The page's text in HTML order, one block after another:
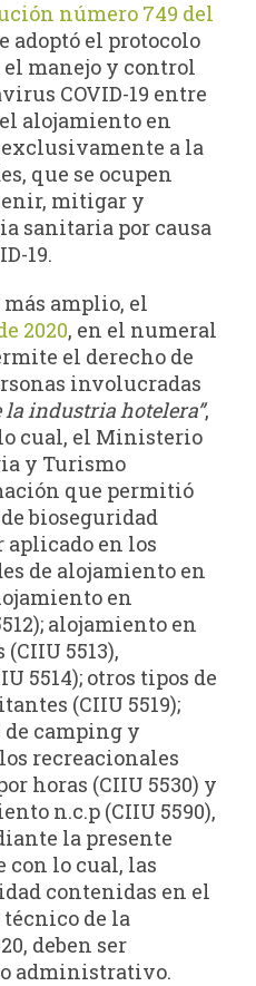
número 749 del
adoptó el protocolo
el manejo y control
COVID-19 entre
alojamiento en
a la
que se ocupen
mitigar y
sanitaria por causa
19.
más amplio, el
2020, en el numeral
el derecho de
involucradas
la industria hotelera”,
cual, el Ministerio
y Turismo
que permitió
bioseguridad
aplicado en los
de alojamiento en
en
alojamiento en
5513),
5514); otros tipos de
(CIIU 5519);
de camping y
recreacionales
horas (CIIU 5530) y
n.c.p (CIIU 5590),
la presente
con lo cual, las
contenidas en el
de la
deben ser
administrativo.